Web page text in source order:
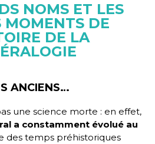
NOMS ET LES
MOMENTS DE
DE LA
ANCIENS…
une science morte : en effet,
a constamment évolué au
des temps préhistoriques